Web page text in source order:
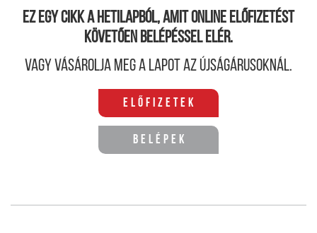
Ez egy cikk a hetilapból, amit online előfizetést
követően belépéssel elér.
Vagy vásárolja meg a lapot az újságárusoknál.
Előfizetek
Belépek